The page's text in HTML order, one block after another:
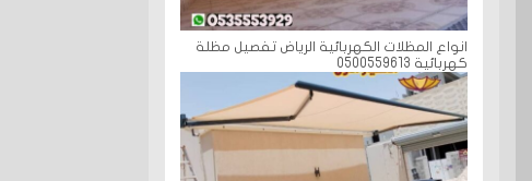
انواع المظلات الكهربائية الرياض تفصيل مظلة
كهربائية 0500559613